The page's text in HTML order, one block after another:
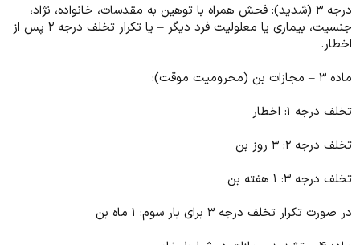
درجه ۳ (شدید): فحش همراه با توهین به مقدسات، خانواده، نژاد،
جنسیت، بیماری یا معلولیت فرد دیگر – یا تکرار تخلف درجه ۲ پس از
اخطار.
ماده ۳ – مجازات بن (محرومیت موقت):
تخلف درجه ۱: اخطار
تخلف درجه ۲: ۳ روز بن
تخلف درجه ۳: ۱ هفته بن
در صورت تکرار تخلف درجه ۳ برای بار سوم: ۱ ماه بن